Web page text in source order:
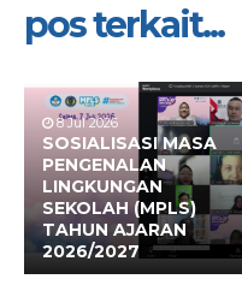
pos terkait...
8 Jul 2026
SOSIALISASI MASA
PENGENALAN
LINGKUNGAN
SEKOLAH (MPLS)
TAHUN AJARAN
2026/2027
17 Jun 2026
BUKAN SEKADAR